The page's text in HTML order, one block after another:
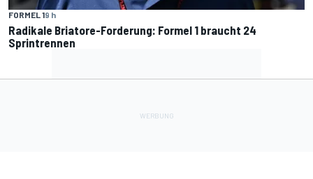
FORMEL 19 h
Radikale Briatore-Forderung: Formel 1 braucht 24
Sprintrennen